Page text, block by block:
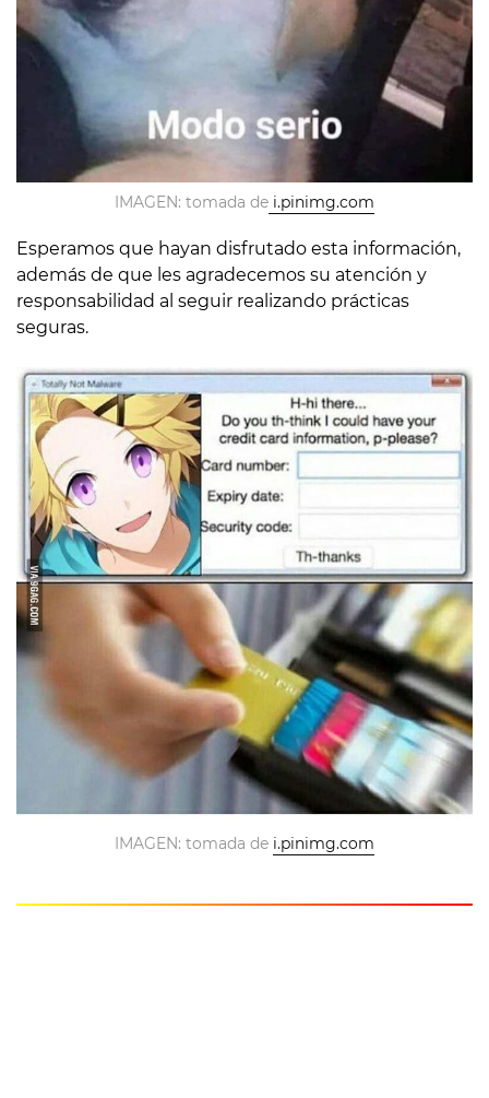
IMAGEN: tomada de i.pinimg.com
Esperamos que hayan disfrutado esta información,
además de que les agradecemos su atención y
responsabilidad al seguir realizando prácticas
seguras.
IMAGEN: tomada de i.pinimg.com